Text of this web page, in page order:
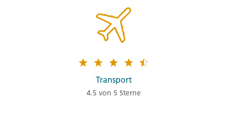
Transport
4.5 von 5 Sterne